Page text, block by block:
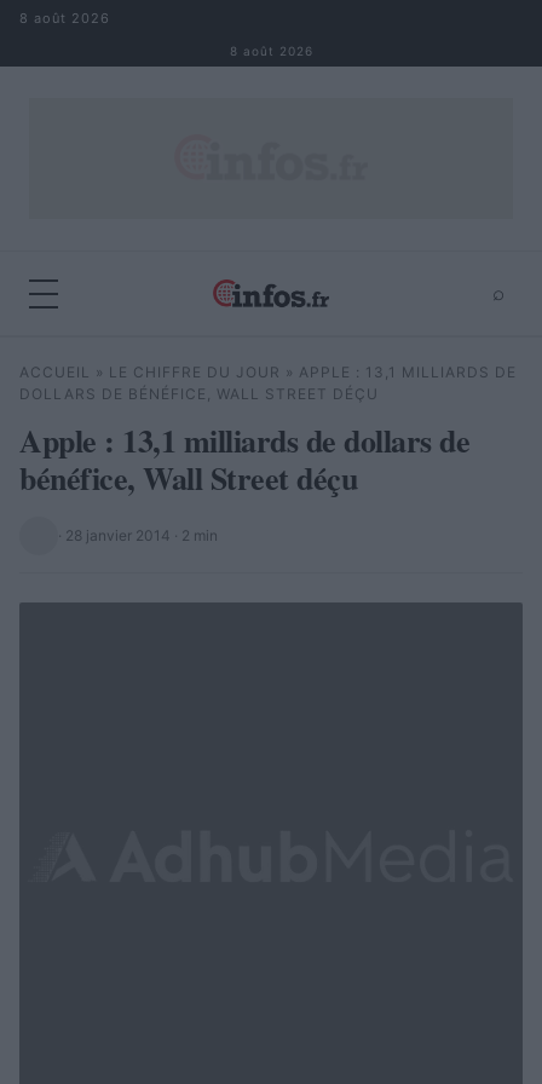
Aller au contenu
8 août 2026
8 août 2026
⌕
Rechercher ⌕ ×
ACCUEIL » LE CHIFFRE DU JOUR » APPLE : 13,1 MILLIARDS DE
DOLLARS DE BÉNÉFICE, WALL STREET DÉÇU
Apple : 13,1 milliards de dollars de
bénéfice, Wall Street déçu
· 28 janvier 2014 · 2 min